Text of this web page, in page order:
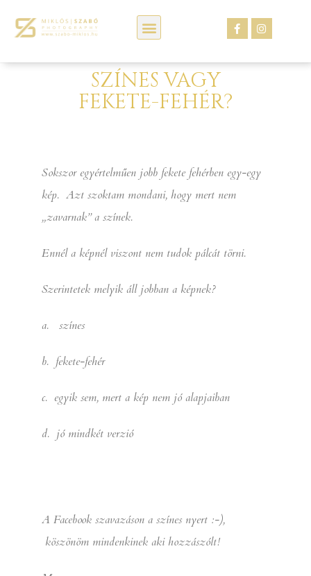
SZÍNES VAGY
FEKETE-FEHÉR?
Sokszor egyértelműen jobb fekete fehérben egy-egy
kép. Azt szoktam mondani, hogy mert nem
„zavarnak” a színek.
Ennél a képnél viszont nem tudok pálcát törni.
Szerintetek melyik áll jobban a képnek?
a. színes
b. fekete-fehér
c. egyik sem, mert a kép nem jó alapjaiban
d. jó mindkét verzió
A Facebook szavazáson a színes nyert :-),
köszönöm mindenkinek aki hozzászólt!